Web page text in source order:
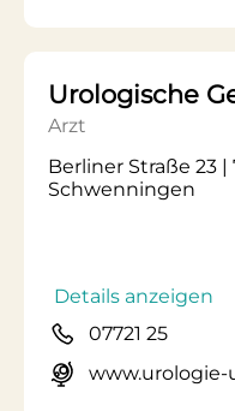
Urologische
Arzt
Berliner Straße 23
Schwenningen
Details anzeigen
07721 25
www.urologie-